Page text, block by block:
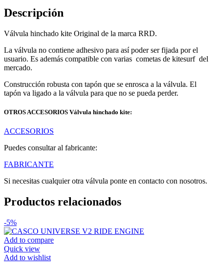
Descripción
Válvula hinchado kite Original de la marca RRD.
La válvula no contiene adhesivo para así poder ser fijada por el
usuario. Es además compatible con varias cometas de kitesurf del
mercado.
Construcción robusta con tapón que se enrosca a la válvula. El
tapón va ligado a la válvula para que no se pueda perder.
OTROS ACCESORIOS Válvula hinchado kite:
ACCESORIOS
Puedes consultar al fabricante:
FABRICANTE
Si necesitas cualquier otra válvula ponte en contacto con nosotros.
Productos relacionados
-5%
Add to compare
Quick view
Add to wishlist